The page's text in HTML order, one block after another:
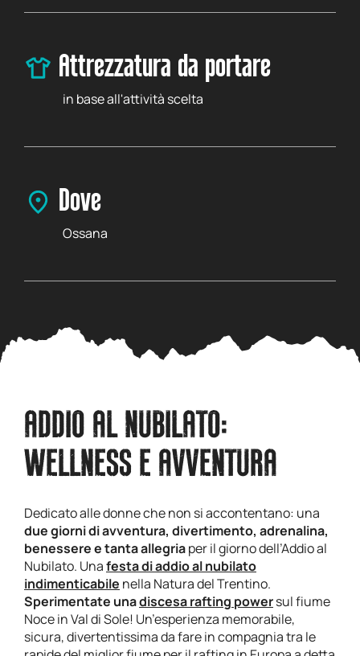
Attrezzatura da portare
in base all'attività scelta
Dove
Ossana
ADDIO AL NUBILATO:
WELLNESS E AVVENTURA
Dedicato alle donne che non si accontentano: una
due giorni di avventura, divertimento, adrenalina,
benessere e tanta allegriaper il giorno dell’Addio al
Nubilato. Unafesta di addio al nubilato
indimenticabile nella Natura del Trentino.
Sperimentate unadiscesa rafting powersul fiume
Noce in Val di Sole! Un’esperienza memorabile,
sicura, divertentissima da fare in compagnia tra le